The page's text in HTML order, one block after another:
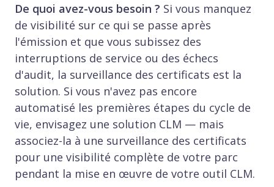
De quoi avez-vous besoin ? Si vous manquez
de visibilité sur ce qui se passe après
l'émission et que vous subissez des
interruptions de service ou des échecs
d'audit, la surveillance des certificats est la
solution. Si vous n'avez pas encore
automatisé les premières étapes du cycle de
vie, envisagez une solution CLM — mais
associez-la à une surveillance des certificats
pour une visibilité complète de votre parc
pendant la mise en œuvre de votre outil CLM.